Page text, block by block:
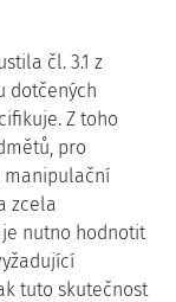
čl. 3.1 z
dotčených
Z toho
pro
manipulační
zcela
nutno hodnotit
tuto skutečnost